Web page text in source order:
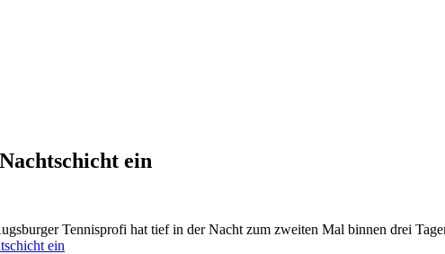
ein
Tennisprofi hat tief in der Nacht zum zweiten Mal binnen drei
ein